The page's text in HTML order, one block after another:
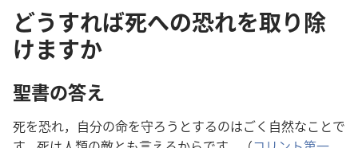
どうすれば死への恐れを取り除
けますか
聖書の答え
死を恐れ， 自分の命を守ろうとするのはごく 自然なことで